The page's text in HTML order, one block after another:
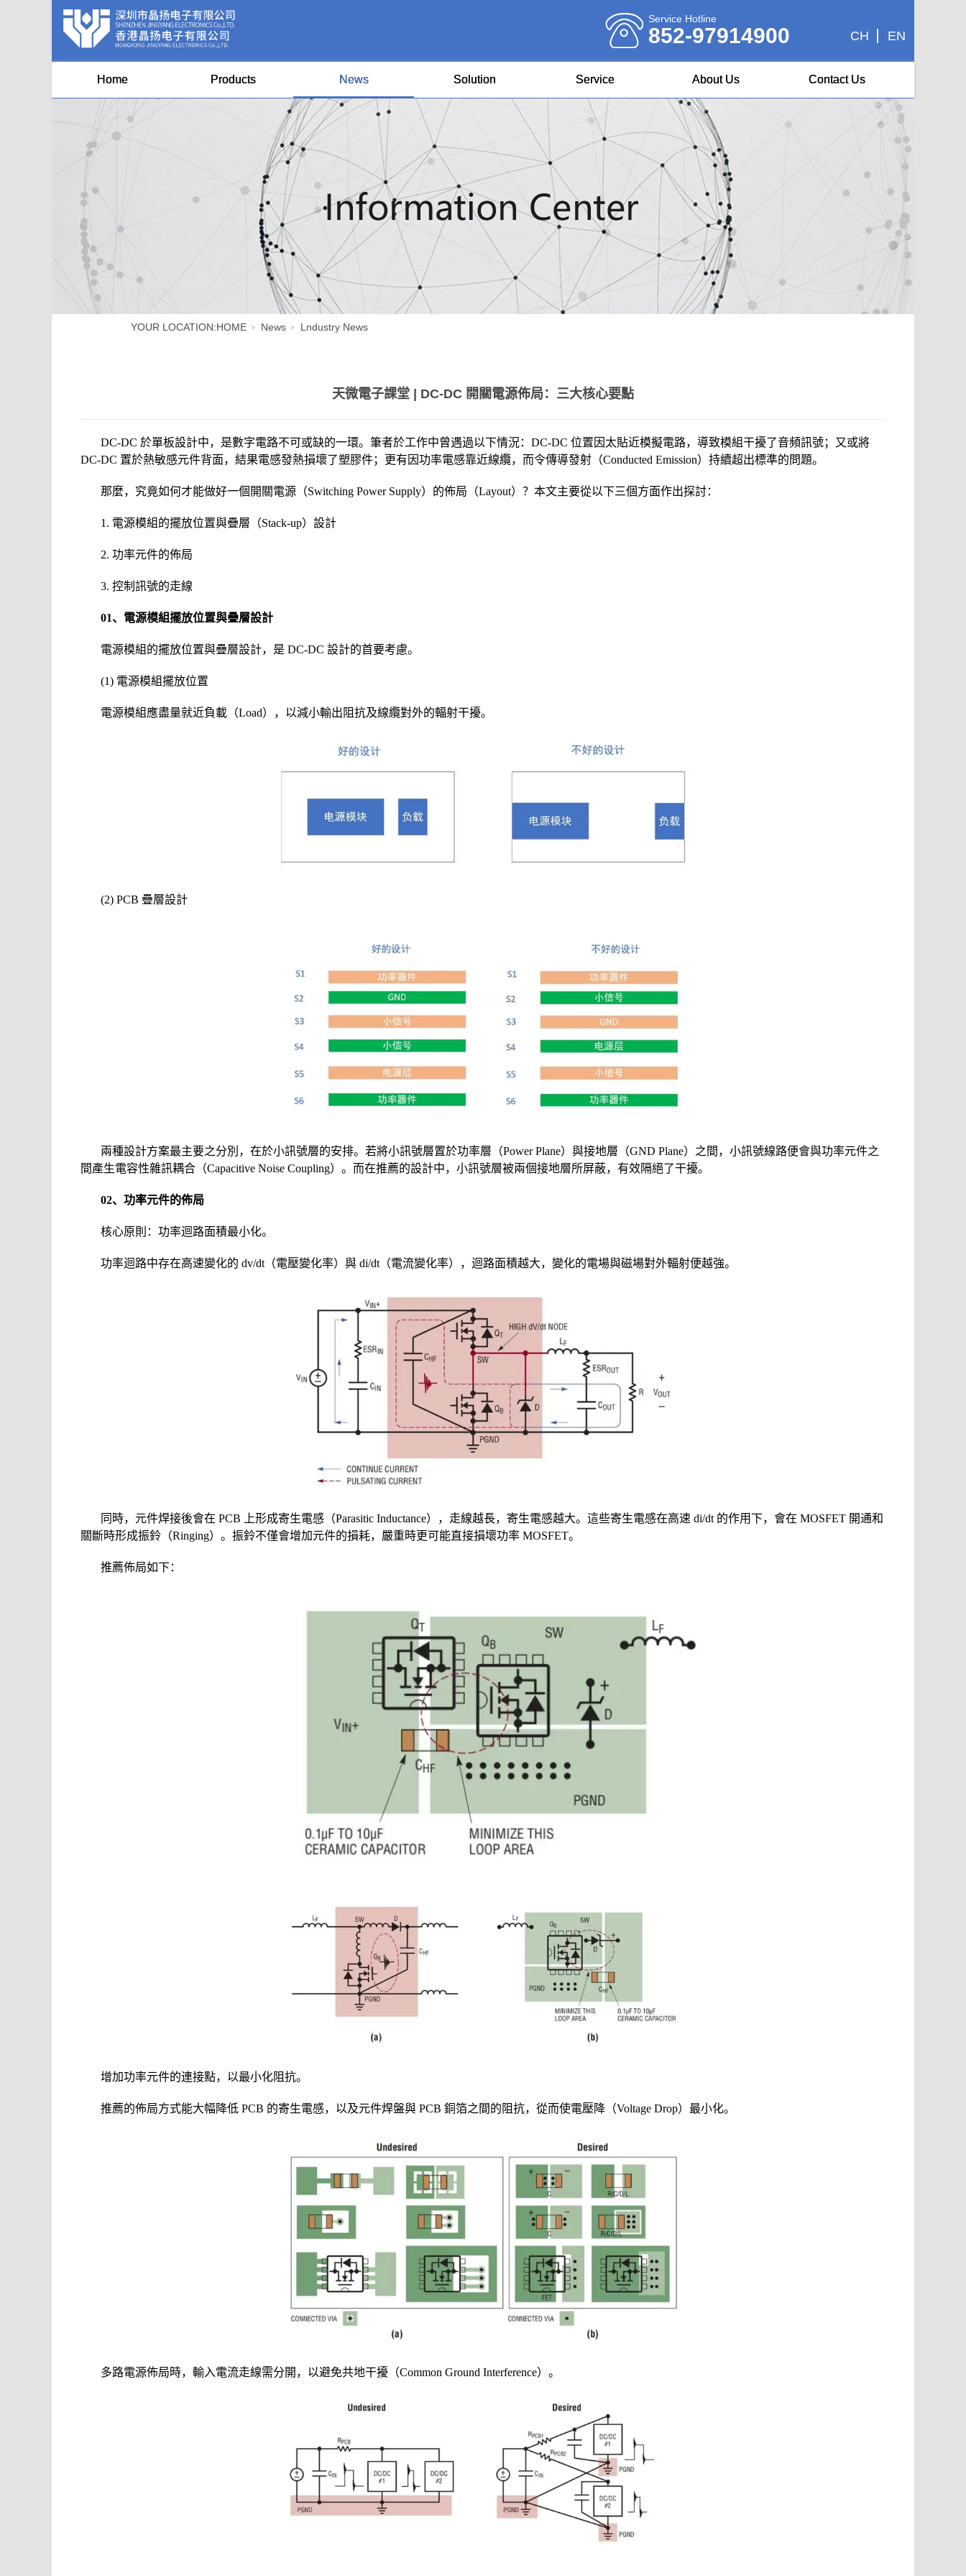
Service Hotline
852-97914900 CH EN
Home Products News Solution Service About Us Contact Us
YOUR LOCATION:HOME News Lndustry News
天微電子課堂 | DC-DC 開關電源佈局：三大核心要點
DC-DC 於單板設計中，是數字電路不可或缺的一環。筆者於工作中曾遇過以下情況：DC-DC 位置因太貼近模擬電路，導致模組干擾了音頻訊號；又或將
DC-DC 置於熱敏感元件背面，結果電感發熱損壞了塑膠件；更有因功率電感靠近線纜，而令傳導發射（Conducted Emission）持續超出標準的問題。
那麼，究竟如何才能做好一個開關電源（Switching Power Supply）的佈局（Layout）？本文主要從以下三個方面作出探討：
1. 電源模組的擺放位置與疊層（Stack-up）設計
2. 功率元件的佈局
3. 控制訊號的走線
01、電源模組擺放位置與疊層設計
電源模組的擺放位置與疊層設計，是 DC-DC 設計的首要考慮。
(1) 電源模組擺放位置
電源模組應盡量就近負載（Load），以減小輸出阻抗及線纜對外的輻射干擾。
(2) PCB 疊層設計
兩種設計方案最主要之分別，在於小訊號層的安排。若將小訊號層置於功率層（Power Plane）與接地層（GND Plane）之間，小訊號線路便會與功率元件之
間產生電容性雜訊耦合（Capacitive Noise Coupling）。而在推薦的設計中，小訊號層被兩個接地層所屏蔽，有效隔絕了干擾。
02、功率元件的佈局
核心原則：功率迴路面積最小化。
功率迴路中存在高速變化的 dv/dt（電壓變化率）與 di/dt（電流變化率），迴路面積越大，變化的電場與磁場對外輻射便越強。
同時，元件焊接後會在 PCB 上形成寄生電感（Parasitic Inductance），走線越長，寄生電感越大。這些寄生電感在高速 di/dt 的作用下，會在 MOSFET 開通和
關斷時形成振鈴（Ringing）。振鈴不僅會增加元件的損耗，嚴重時更可能直接損壞功率 MOSFET。
推薦佈局如下：
增加功率元件的連接點，以最小化阻抗。
推薦的佈局方式能大幅降低 PCB 的寄生電感，以及元件焊盤與 PCB 銅箔之間的阻抗，從而使電壓降（Voltage Drop）最小化。
多路電源佈局時，輸入電流走線需分開，以避免共地干擾（Common Ground Interference）。